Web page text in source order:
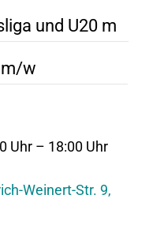
und U20 m
w
Uhr – 18:00 Uhr
Weinert-Str. 9,